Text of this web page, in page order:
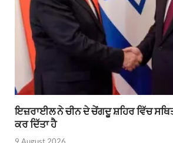
ਇਜ਼ਰਾਈਲ ਨੇ ਚੀਨ ਦੇ ਚੇਂਗਦੂ ਸ਼ਹਿਰ ਵਿੱਚ
ਕਰ ਦਿੱਤਾ ਹੈ